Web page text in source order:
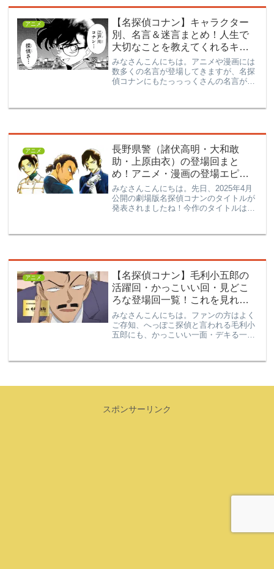
アニメ
【名探偵コナン】キャラクター
別、名言＆迷言まとめ！人生で
大切なことを教えてくれるキャ
ラクター達
みなさんこんにちは。アニメや漫画には
数多くの名言が登場してきますが、名探
偵コナンにもたっっっくさんの名言があ
んでアニメや漫画を見返すのも楽しいか
アニメ
長野県警（諸伏高明・大和敢
助・上原由衣）の登場回まと
め！アニメ・漫画の登場エピソ
ード一覧【名探偵コナン】
みなさんこんにちは。先日、2025年4月
公開の劇場版名探偵コナンのタイトルが
発表されましたね！今作のタイトルは
長野県警の3人（大和敢助・諸伏高明・
アニメ
【名探偵コナン】毛利小五郎の
活躍回・かっこいい回・見どこ
ろな登場回一覧！これを見れば
小五郎の人柄がわかる！妃英理
の登場回も！
みなさんこんにちは。ファンの方はよく
ご存知、へっぽこ探偵と言われる毛利小
五郎にも、かっこいい一面・デキる一面
い一面が見られる回や、フィーチャーさ
スポンサーリンク